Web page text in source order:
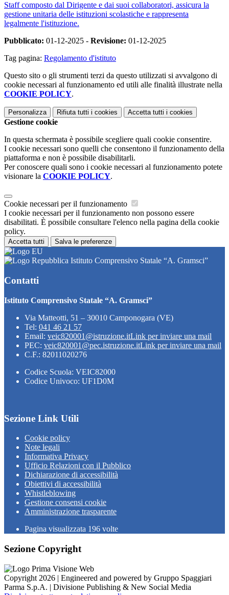
Staff composto dal Dirigente e dai suoi collaboratori, assicura la
gestione unitaria delle istituzioni scolastiche e rappresenta
legalmente l'istituzione.
Pubblicato: 01-12-2025 - Revisione: 01-12-2025
Tag pagina: Regolamento d'istituto
Questo sito o gli strumenti terzi da questo utilizzati si avvalgono di
cookie necessari al funzionamento ed utili alle finalità illustrate nella
COOKIE POLICY.
Personalizza Rifiuta tutti i cookies Accetta tutti i cookies
Gestione cookie
In questa schermata è possibile scegliere quali cookie consentire.
I cookie necessari sono quelli che consentono il funzionamento della
piattaforma e non è possibile disabilitarli.
Per conoscere quali sono i cookie necessari al funzionamento potete
visionare la COOKIE POLICY.
Cookie necessari per il funzionamento
I cookie necessari per il funzionamento non possono essere
disabilitati. È possibile consultare l'elenco nella pagina della cookie
policy.
Accetta tutti Salva le preferenze
Istituto Comprensivo Statale “A. Gramsci”
Contatti
Istituto Comprensivo Statale “A. Gramsci”
Via Matteotti, 51 – 30010 Camponogara (VE)
Tel: 041 46 21 57
Email: veic820001@istruzione.itLink per inviare una mail
PEC: veic820001@pec.istruzione.itLink per inviare una mail
C.F.: 82011020276
Codice Scuola: VEIC82000
Codice Univoco: UF1D0M
Sezione Link Utili
Cookie policy
Note legali
Informativa Privacy
Ufficio Relazioni con il Pubblico
Dichiarazione di accessibilità
Obiettivi di accessibilità
Whistleblowing
Gestione consensi cookie
Amministrazione trasparente
Pagina visualizzata 196 volte
Sezione Copyright
Copyright 2026 | Engineered and powered by Gruppo Spaggiari
Parma S.p.A. | Divisione Publishing & New Social Media